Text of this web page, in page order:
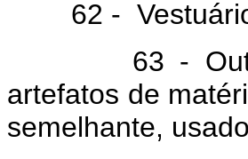
62 - Vestuário
63 - Outros
artefatos de
semelhante,